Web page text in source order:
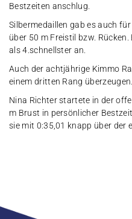
Bestzeiten anschlug.
Silbermedaillen gab es auch
über 50 m Freistil bzw.
als 4.schnellster an.
Auch der achtjährige Kimmo
einem dritten Rang überzeugen.
Nina Richter startete in der
m Brust in persönlicher
sie mit 0:35,01 knapp über der